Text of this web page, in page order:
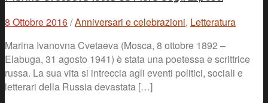
8 Ottobre 2016/Anniversari e celebrazioni, Letteratura
Marina Ivanovna Cvetaeva (Mosca, 8 ottobre 1892 –
Elabuga, 31 agosto 1941) è stata una poetessa e scrittrice
russa. La sua vita si intreccia agli eventi politici, sociali e
letterari della Russia devastata […]